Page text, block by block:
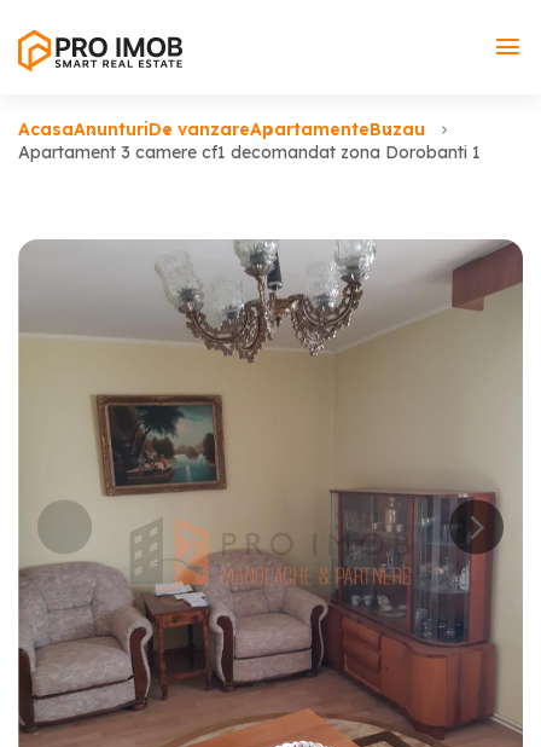
AcasaAnunturiDe vanzareApartamenteBuzau
Apartament 3 camere cf1 decomandat zona Dorobanti 1